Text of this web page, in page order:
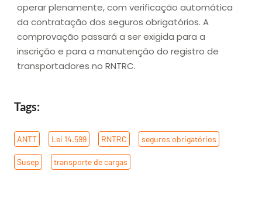
operar plenamente, com verificação automática
da contratação dos seguros obrigatórios. A
comprovação passará a ser exigida para a
inscrição e para a manutenção do registro de
transportadores no RNTRC.
Tags:
ANTT Lei 14.599 RNTRC seguros obrigatórios
Susep transporte de cargas